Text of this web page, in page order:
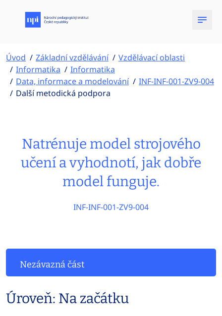
Úvod Základní vzdělávání
Vzdělávací oblasti
Informatika
Informatika
Data, informace a modelování
INF-INF-001-ZV9-004
Další metodická podpora
Natrénuje model strojového
učení a vyhodnotí, jak dobře
model funguje.
INF-INF-001-ZV9-004
Nezávazná část
Úroveň: Na začátku